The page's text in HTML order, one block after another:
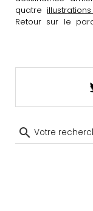
quatre
Retour sur le